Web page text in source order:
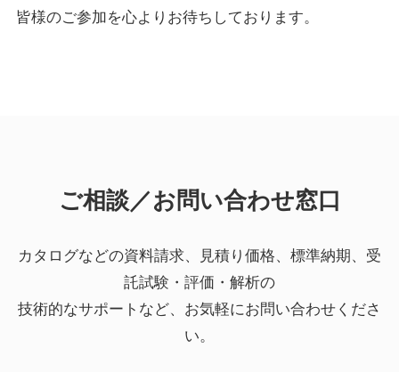
皆様のご参加を心よりお待ちしております。
ご相談／お問い合わせ窓口
カタログなどの資料請求、見積り価格、標準納期、受
託試験・評価・解析の
技術的なサポートなど、お気軽にお問い合わせくださ
い。